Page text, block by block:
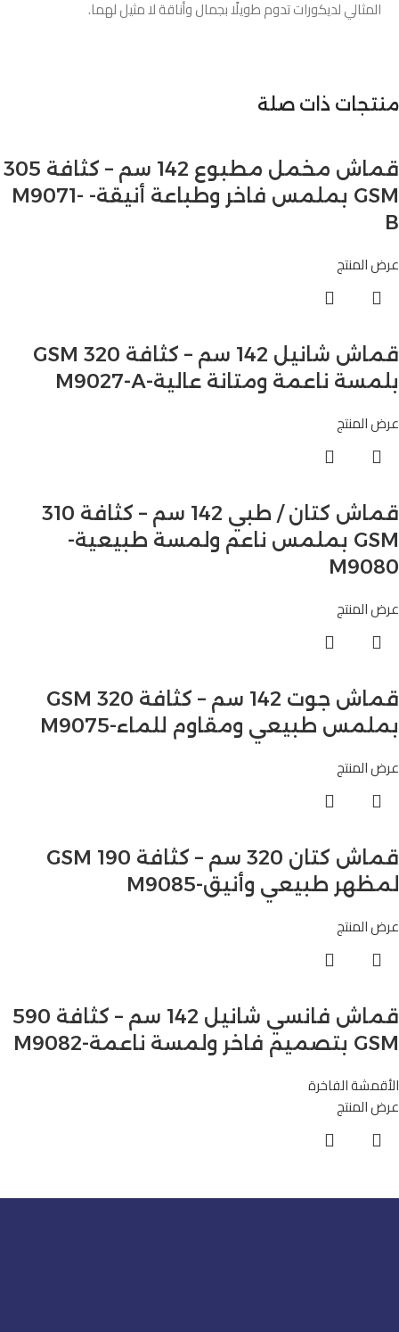
المثالي لديكورات تدوم طويلًا بجمال وأناقة لا مثيل لهما.
منتجات ذات صلة
قماش مخمل مطبوع 142 سم – كثافة 305
GSM بملمس فاخر وطباعة أنيقة- M9071-
B
عرض المنتج
قماش شانيل 142 سم – كثافة 320 GSM
بلمسة ناعمة ومتانة عالية-M9027-A
عرض المنتج
قماش كتان / طبي 142 سم – كثافة 310
GSM بملمس ناعم ولمسة طبيعية-
M9080
عرض المنتج
قماش جوت 142 سم – كثافة 320 GSM
بملمس طبيعي ومقاوم للماء-M9075
عرض المنتج
قماش كتان 320 سم – كثافة 190 GSM
لمظهر طبيعي وأنيق-M9085
عرض المنتج
قماش فانسي شانيل 142 سم – كثافة 590
GSM بتصميم فاخر ولمسة ناعمة-M9082
الأقمشة الفاخرة
عرض المنتج